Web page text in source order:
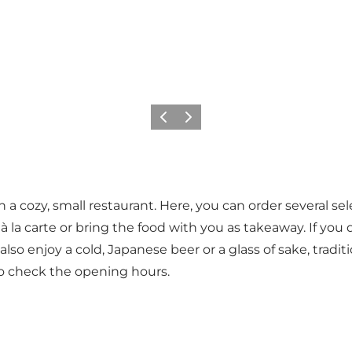
Vorige Volgende
cozy, small restaurant. Here, you can order several
carte or bring the food with you as takeaway. If you
enjoy a cold, Japanese beer or a glass of sake,
check the opening hours.